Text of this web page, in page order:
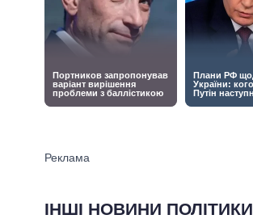
ІНШІ НОВИНИ ПОЛІТИКИ